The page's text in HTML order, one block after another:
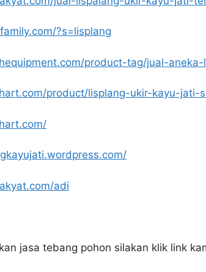
?s=lisplang
product-tag/jual-
product/lisplang-ukir-kayu-jati-
adi
jasa tebang pohon silakan klik link